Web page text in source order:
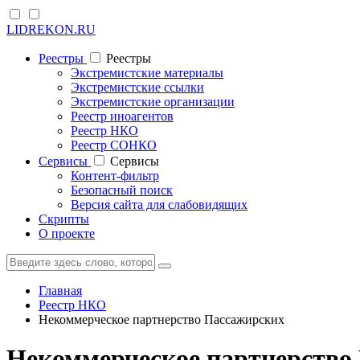
LIDREKON.RU
Реестры
Реестры
Экстремистские материалы
Экстремистские ссылки
Экстремистские организации
Реестр иноагентов
Реестр НКО
Реестр СОНКО
Cервисы
Cервисы
Контент-фильтр
Безопасный поиск
Версия сайта для слабовидящих
Скрипты
О проекте
Главная
Реестр НКО
Некоммерческое партнерство Пассажирских